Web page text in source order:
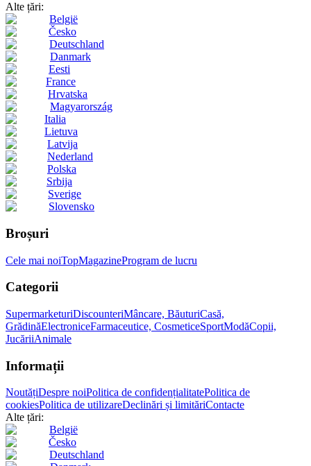
Alte țări:
België
Česko
Deutschland
Danmark
Eesti
France
Hrvatska
Magyarország
Italia
Lietuva
Latvija
Nederland
Polska
Srbija
Sverige
Slovensko
Broșuri
Cele mai noiTopMagazineProgram de lucru
Categorii
SupermarketuriDiscounteriMâncare, BăuturiCasă,
GrădinăElectroniceFarmaceutice, CosmeticeSportModăCopii,
JucăriiAnimale
Informații
NoutățiDespre noiPolitica de confidențialitatePolitica de
cookiesPolitica de utilizareDeclinări și limităriContacte
Alte țări:
België
Česko
Deutschland